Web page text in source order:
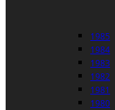
1985
1984
1983
1982
1981
1980